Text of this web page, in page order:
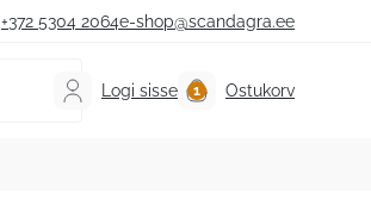
+372 5304 2064e-shop@scandagra.ee
Logi sisse Ostukorv